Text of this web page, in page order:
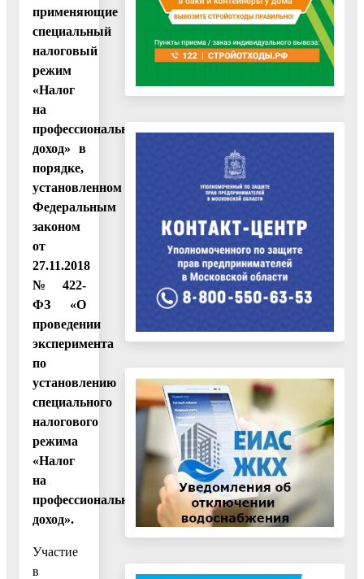
применяющие
специальный
налоговый
режим
«Налог
на
профессиональный
доход» в
порядке,
установленном
Федеральным
законом
от
27.11.2018
№ 422-
ФЗ «О
проведении
эксперимента
по
установлению
специального
налогового
режима
«Налог
на
профессиональный
доход».
Участие
в